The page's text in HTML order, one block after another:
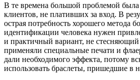
В те времена большой проблемой была
клиентов, не плативших за вход. В
острая потребность хорошего метода
идентификации человека нужен
и практичный вариант, не
применяли специальные печати и
дали необходимого эффекта, потому
использовать браслеты, пришедшие